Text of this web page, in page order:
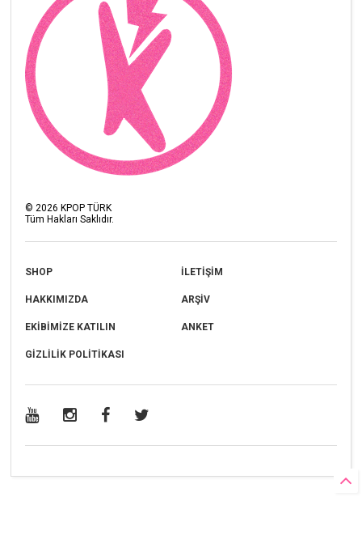
©2026 KPOP TÜRK
Tüm Hakları Saklıdır.
SHOP İLETİŞİM
HAKKIMIZDA ARŞİV
EKİBİMİZE KATILIN ANKET
GİZLİLİK POLİTİKASI